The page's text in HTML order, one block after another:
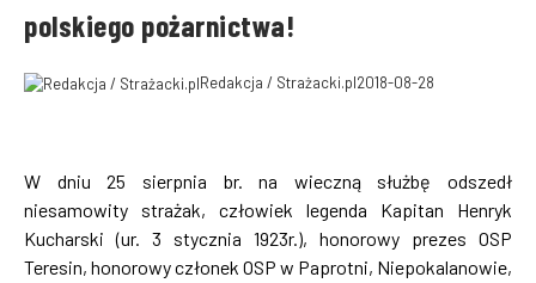
polskiego pożarnictwa!
Redakcja / Strażacki.pl2018-08-28
W dniu 25 sierpnia br. na wieczną służbę odszedł
niesamowity strażak, człowiek legenda Kapitan Henryk
Kucharski (ur. 3 stycznia 1923r.), honorowy prezes OSP
Teresin, honorowy członek OSP w Paprotni, Niepokalanowie,